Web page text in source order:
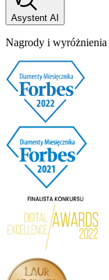
Asystent AI
Nagrody i